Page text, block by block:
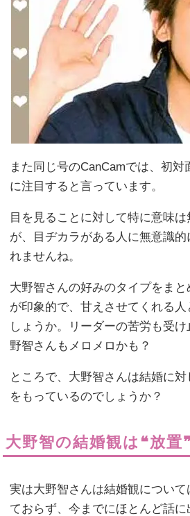
また同じ号のCanCamでは、初対
に注目すると言っています。
目を見ることに対して特に意味
が、目ヂカラがある人に無意識
れませんね。
大野智さんの好みのタイプをまと
が印象的で、甘えさせてくれる
しょうか。リーダーの苦労も受
野智さんもメロメロかも？
ところで、大野智さんは結婚に対
をもっているのでしょうか？
大野智の結婚観は❝放置
実は大野智さんは結婚観につい
ておらず、今までにほとんど話